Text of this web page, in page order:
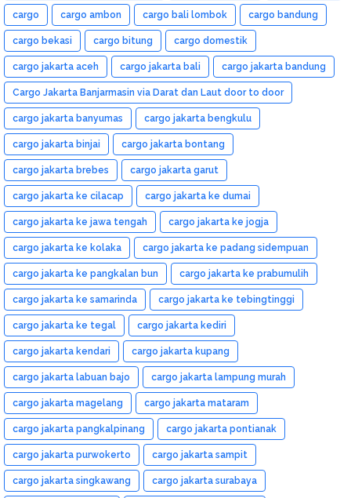
cargo cargo ambon cargo bali lombok cargo bandung
cargo bekasi cargo bitung cargo domestik
cargo jakarta aceh cargo jakarta bali cargo jakarta bandung
Cargo Jakarta Banjarmasin via Darat dan Laut door to door
cargo jakarta banyumas cargo jakarta bengkulu
cargo jakarta binjai cargo jakarta bontang
cargo jakarta brebes cargo jakarta garut
cargo jakarta ke cilacap cargo jakarta ke dumai
cargo jakarta ke jawa tengah cargo jakarta ke jogja
cargo jakarta ke kolaka cargo jakarta ke padang sidempuan
cargo jakarta ke pangkalan bun cargo jakarta ke prabumulih
cargo jakarta ke samarinda cargo jakarta ke tebingtinggi
cargo jakarta ke tegal cargo jakarta kediri
cargo jakarta kendari cargo jakarta kupang
cargo jakarta labuan bajo cargo jakarta lampung murah
cargo jakarta magelang cargo jakarta mataram
cargo jakarta pangkalpinang cargo jakarta pontianak
cargo jakarta purwokerto cargo jakarta sampit
cargo jakarta singkawang cargo jakarta surabaya